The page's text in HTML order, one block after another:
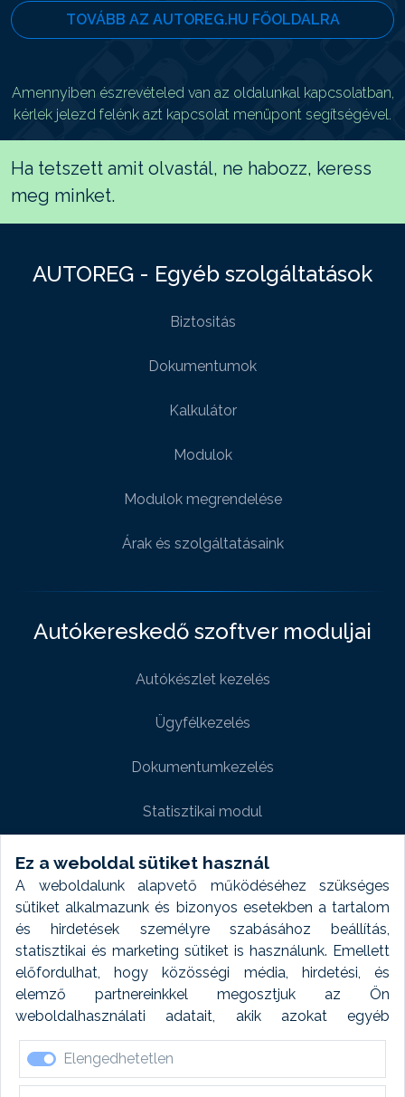
Ez a weboldal sütiket használ
A weboldalunk alapvető működéséhez szükséges
sütiket alkalmazunk és bizonyos esetekben a tartalom
és hirdetések személyre szabásához beállítás,
statisztikai és marketing sütiket is használunk. Emellett
előfordulhat, hogy közösségi média, hirdetési, és
elemző partnereinkkel megosztjuk az Ön
weboldalhasználati adatait, akik azokat egyéb
forrásokból gyűjtött adatokkal kombinálhatják. A sütik
elfogadásával kapcsolatosan naplózást végzünk és
ezen adatokat 6 hónap után automatikusan töröljük. A
Elengedhetetlen
TOVÁBB AZ AUTOREG.HU FŐOLDALRA
Amennyiben észrevételed van az oldalunkal kapcsolatban,
kérlek jelezd felénk azt kapcsolat menüpont segítségével.
Ha tetszett amit olvastál, ne habozz, keress
meg minket.
AUTOREG - Egyéb szolgáltatások
Biztositás
Dokumentumok
Kalkulátor
Modulok
Modulok megrendelése
Árak és szolgáltatásaink
Autókereskedő szoftver moduljai
Autókészlet kezelés
Ügyfélkezelés
Dokumentumkezelés
Statisztikai modul
Weboldal modul
Fényképtár extra modul
Autómosó modul
Feladatütemezés